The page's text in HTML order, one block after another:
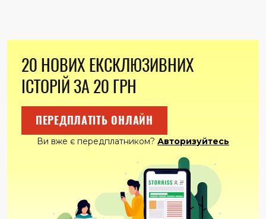
20 НОВИХ ЕКСКЛЮЗИВНИХ
ІСТОРІЙ ЗА 20 ГРН
ПЕРЕДПЛАТІТЬ ОНЛАЙН
Ви вже є передплатником? Авторизуйтесь